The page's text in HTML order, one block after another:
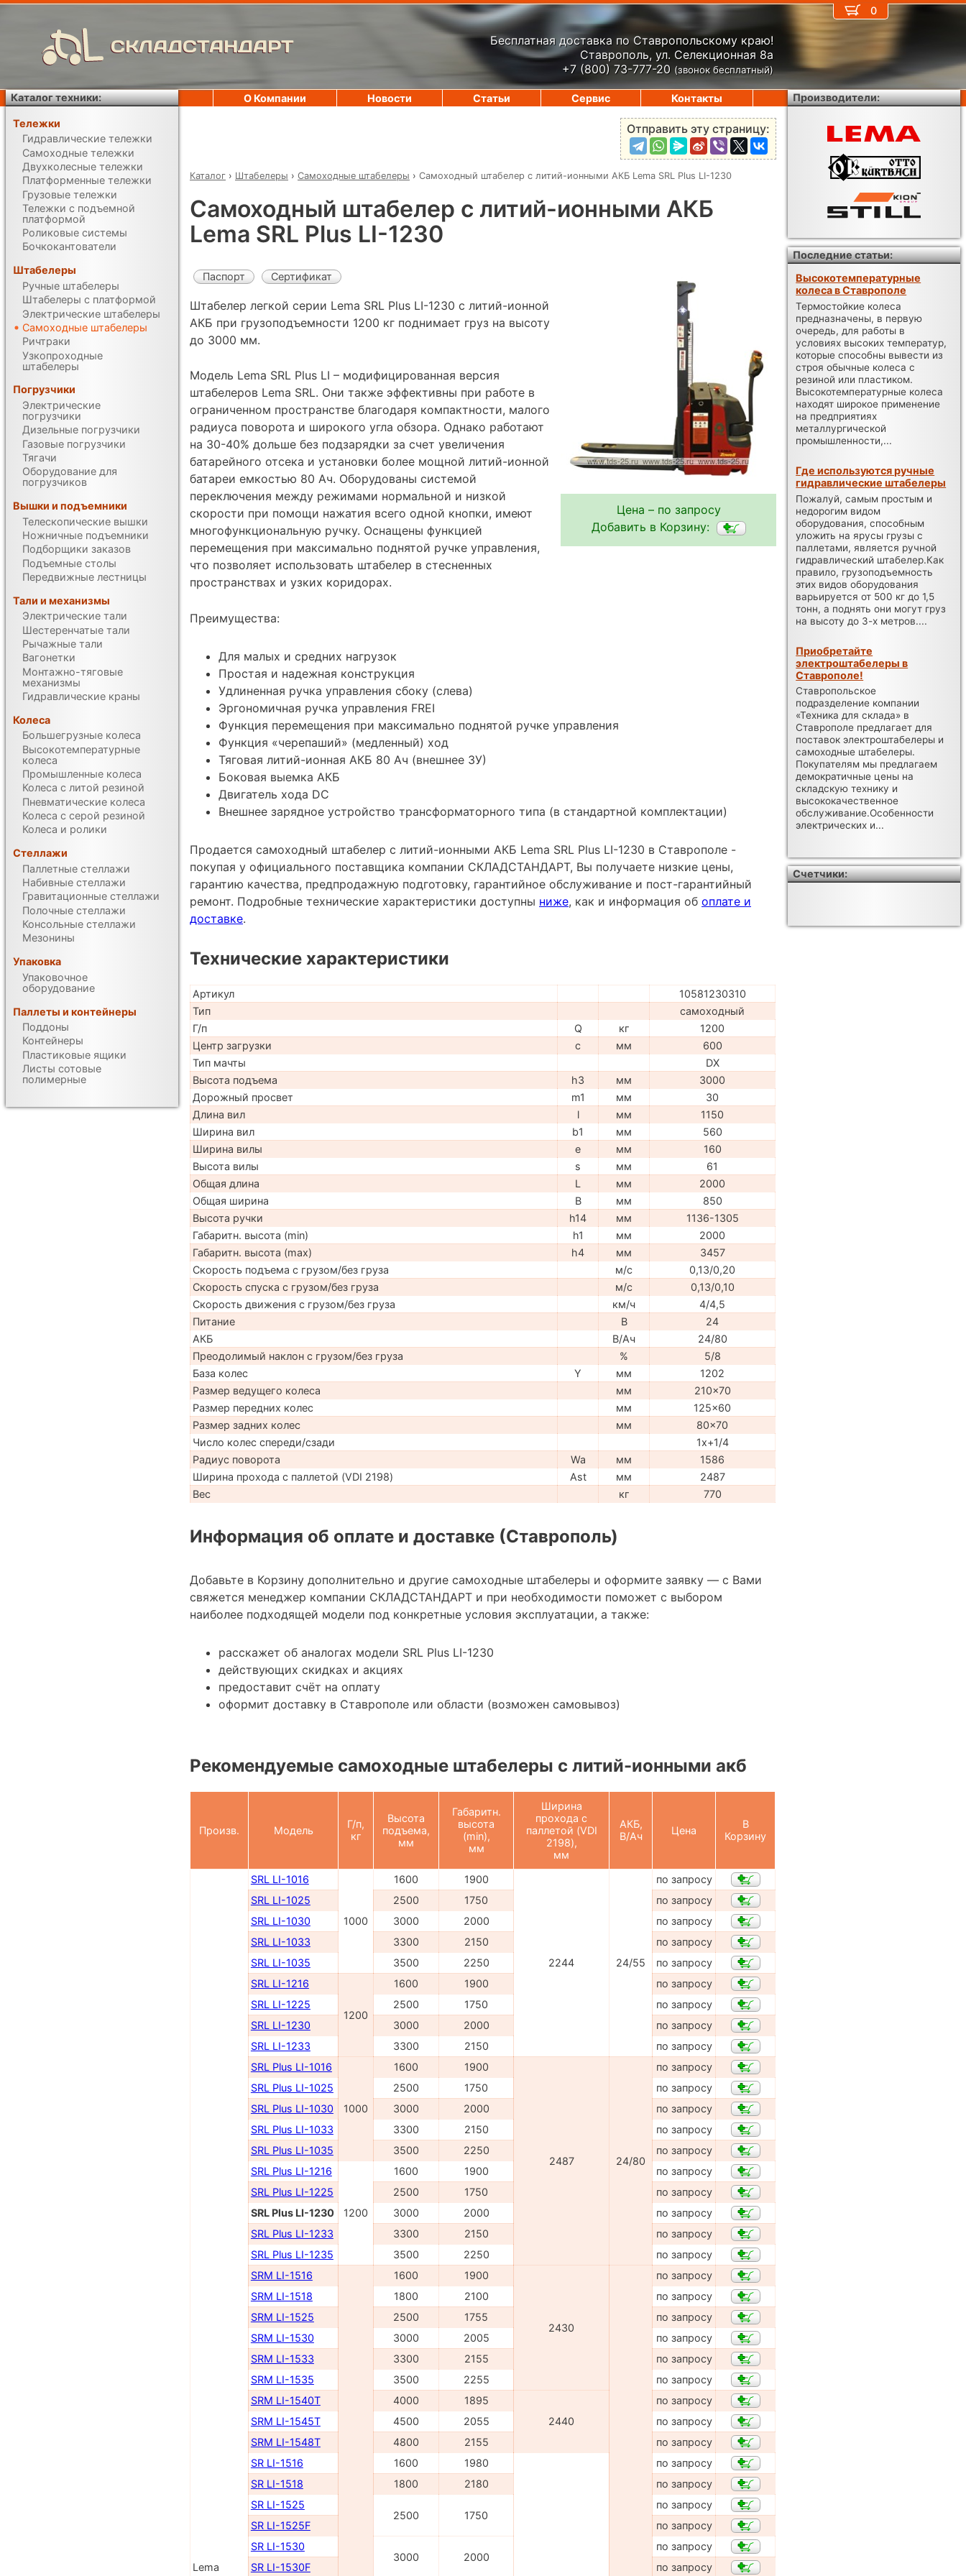
СКЛАДСТАНДАРТ
Бесплатная доставка по Ставропольскому краю!
Ставрополь, ул. Селекционная 8а
+7 (800) 73-777-20 (звонок бесплатный)
Отправить эту страницу:
Каталог › Штабелеры › Самоходные штабелеры › Самоходный штабелер с литий-ионными АКБ Lema SRL Plus LI-1230
Самоходный штабелер с литий-ионными АКБ
Lema SRL Plus LI-1230
Цена – по запросу
Добавить в Корзину:
Паспорт Сертификат
Штабелер легкой серии Lema SRL Plus LI-1230 с литий-ионной
АКБ при грузоподъемности 1200 кг поднимает груз на высоту
до 3000 мм.
Модель Lema SRL Plus LI – модифицированная версия
штабелеров Lema SRL. Они также эффективны при работе в
ограниченном пространстве благодаря компактности, малого
радиуса поворота и широкого угла обзора. Однако работают
на 30-40% дольше без подзарядки за счет увеличения
батарейного отсека и установки более мощной литий-ионной
батареи емкостью 80 Ач. Оборудованы системой
переключения между режимами нормальной и низкой
скорости при помощи нажатия всего одной кнопки, имеют
многофункциональную ручку. Оснащены функцией
перемещения при максимально поднятой ручке управления,
что позволяет использовать штабелер в стесненных
пространствах и узких коридорах.
Преимущества:
Для малых и средних нагрузок
Простая и надежная конструкция
Удлиненная ручка управления сбоку (слева)
Эргономичная ручка управления FREI
Функция перемещения при максимально поднятой ручке управления
Функция «черепаший» (медленный) ход
Тяговая литий-ионная АКБ 80 Ач (внешнее ЗУ)
Боковая выемка АКБ
Двигатель хода DС
Внешнее зарядное устройство трансформаторного типа (в стандартной комплектации)
Продается самоходный штабелер с литий-ионными АКБ Lema SRL Plus LI-1230 в Ставрополе -
покупая у официального поставщика компании СКЛАДСТАНДАРТ, Вы получаете низкие цены,
гарантию качества, предпродажную подготовку, гарантийное обслуживание и пост-гарантийный
ремонт. Подробные технические характеристики доступны ниже, как и информация об оплате и
доставке.
Технические характеристики
Артикул
10581230310
Тип
самоходный
Г/п
Q кг
1200
Центр загрузки
c мм
600
Тип мачты
DX
Высота подъема
h3 мм
3000
Дорожный просвет
m1 мм
30
Длина вил
l мм
1150
Ширина вил
b1 мм
560
Ширина вилы
e мм
160
Высота вилы
s мм
61
Общая длина
L мм
2000
Общая ширина
B мм
850
Высота ручки
h14 мм
1136-1305
Габаритн. высота (min)
h1 мм
2000
Габаритн. высота (max)
h4 мм
3457
Скорость подъема с грузом/без груза
м/с
0,13/0,20
Скорость спуска с грузом/без груза
м/с
0,13/0,10
Скорость движения с грузом/без груза
км/ч
4/4,5
Питание
В
24
АКБ
В/Ач
24/80
Преодолимый наклон с грузом/без груза
%
5/8
База колес
Y мм
1202
Размер ведущего колеса
мм
210x70
Размер передних колес
мм
125x60
Размер задних колес
мм
80x70
Число колес спереди/сзади
1x+1/4
Радиус поворота
Wa мм
1586
Ширина прохода с паллетой (VDI 2198)
Ast мм
2487
Вес
кг 770
Информация об оплате и доставке (Ставрополь)
Добавьте в Корзину дополнительно и другие самоходные штабелеры и оформите заявку — с Вами
свяжется менеджер компании СКЛАДСТАНДАРТ и при необходимости поможет с выбором
наиболее подходящей модели под конкретные условия эксплуатации, а также:
расскажет об аналогах модели SRL Plus LI-1230
действующих скидках и акциях
предоставит счёт на оплату
оформит доставку в Ставрополе или области (возможен самовывоз)
Рекомендуемые самоходные штабелеры с литий-ионными акб
Произв. Модель
Г/п,
кг
Высота
подъема,
мм
Габаритн.
высота
(min),
мм
Ширина
прохода с
паллетой (VDI
2198),
мм
АКБ,
В/Ач
Цена
В
Корзину
Lema
SRL LI-1016
1000
1600 1900
2244 24/55
по запросу
SRL LI-1025
2500 1750
по запросу
SRL LI-1030
3000 2000
по запросу
SRL LI-1033
3300 2150
по запросу
SRL LI-1035
3500 2250
по запросу
SRL LI-1216
1200
1600 1900
по запросу
SRL LI-1225
2500 1750
по запросу
SRL LI-1230
3000 2000
по запросу
SRL LI-1233
3300 2150
по запросу
SRL Plus LI-1016
1000
1600 1900
2487 24/80
по запросу
SRL Plus LI-1025
2500 1750
по запросу
SRL Plus LI-1030
3000 2000
по запросу
SRL Plus LI-1033
3300 2150
по запросу
SRL Plus LI-1035
3500 2250
по запросу
SRL Plus LI-1216
1200
1600 1900
по запросу
SRL Plus LI-1225
2500 1750
по запросу
SRL Plus LI-1230
3000 2000
по запросу
SRL Plus LI-1233
3300 2150
по запросу
SRL Plus LI-1235
3500 2250
по запросу
SRM LI-1516
1600 1900
2430
по запросу
SRM LI-1518
1800 2100
по запросу
SRM LI-1525
2500 1755
по запросу
SRM LI-1530
3000 2005
по запросу
SRM LI-1533
3300 2155
по запросу
SRM LI-1535
3500 2255
по запросу
SRM LI-1540Т
4000
1895
2440
по запросу
SRM LI-1545Т
4500 2055
по запросу
SRM LI-1548Т
4800 2155
по запросу
SR LI-1516
1600 1980
по запросу
SR LI-1518
1800 2180
по запросу
SR LI-1525
2500
1750
по запросу
SR LI-1525F
по запросу
SR LI-1530
3000
2000
по запросу
SR LI-1530F
по запросу
0
О Компании Новости Статьи Сервис Контакты
Каталог техники:
Тележки
Гидравлические тележки
Самоходные тележки
Двухколесные тележки
Платформенные тележки
Грузовые тележки
Тележки с подъемной
платформой
Роликовые системы
Бочкокантователи
Штабелеры
Ручные штабелеры
Штабелеры с платформой
Электрические штабелеры
Самоходные штабелеры
Ричтраки
Узкопроходные
штабелеры
Погрузчики
Электрические
погрузчики
Дизельные погрузчики
Газовые погрузчики
Тягачи
Оборудование для
погрузчиков
Вышки и подъемники
Телескопические вышки
Ножничные подъемники
Подборщики заказов
Подъемные столы
Передвижные лестницы
Тали и механизмы
Электрические тали
Шестеренчатые тали
Рычажные тали
Вагонетки
Монтажно-тяговые
механизмы
Гидравлические краны
Колеса
Большегрузные колеса
Высокотемпературные
колеса
Промышленные колеса
Колеса с литой резиной
Пневматические колеса
Колеса с серой резиной
Колеса и ролики
Стеллажи
Паллетные стеллажи
Набивные стеллажи
Гравитационные стеллажи
Полочные стеллажи
Консольные стеллажи
Мезонины
Упаковка
Упаковочное
оборудование
Паллеты и контейнеры
Поддоны
Контейнеры
Пластиковые ящики
Листы сотовые
полимерные
Производители:
Последние статьи:
Высокотемпературные
колеса в Ставрополе
Термостойкие колеса
предназначены, в первую
очередь, для работы в
условиях высоких температур,
которые способны вывести из
строя обычные колеса с
резиной или пластиком.
Высокотемпературные колеса
находят широкое применение
на предприятиях
металлургической
промышленности,...
Где используются ручные
гидравлические штабелеры
Пожалуй, самым простым и
недорогим видом
оборудования, способным
уложить на ярусы грузы с
паллетами, является ручной
гидравлический штабелер.Как
правило, грузоподъемность
этих видов оборудования
варьируется от 500 кг до 1,5
тонн, а поднять они могут груз
на высоту до 3-х метров....
Приобретайте
электроштабелеры в
Ставрополе!
Ставропольское
подразделение компании
«Техника для склада» в
Ставрополе предлагает для
поставок электроштабелеры и
самоходные штабелеры.
Покупателям мы предлагаем
демократичные цены на
складскую технику и
высококачественное
обслуживание.Особенности
электрических и...
Счетчики: